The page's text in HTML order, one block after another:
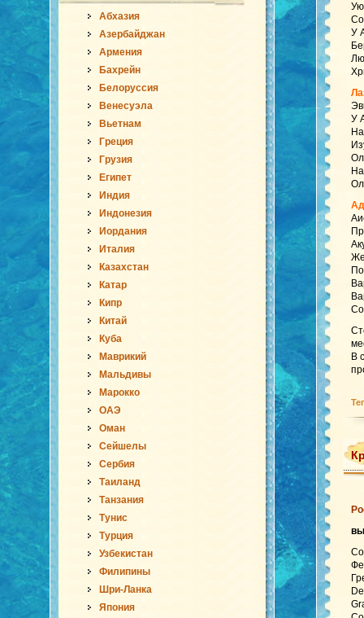
Абхазия
Азербайджан
Армения
Бахрейн
Белоруссия
Венесуэла
Вьетнам
Греция
Грузия
Египет
Индия
Индонезия
Иордания
Италия
Казахстан
Катар
Кипр
Китай
Куба
Маврикий
Мальдивы
Марокко
ОАЭ
Оман
Сейшелы
Сербия
Таиланд
Танзания
Тунис
Турция
Узбекистан
Филипины
Шри-Ланка
Япония
У
У
В